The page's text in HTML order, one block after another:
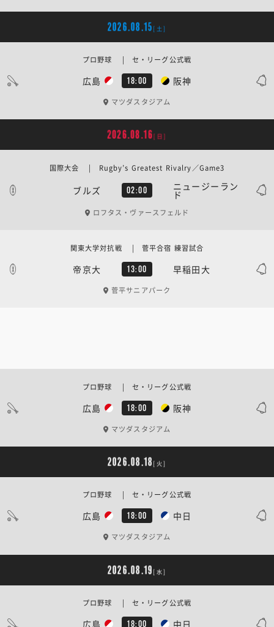
2026.08.15 [土]
広島 18:00 阪神
プロ野球 | セ・リーグ公式戦
マツダスタジアム
2026.08.16[日]
ブルズ 02:00 ニュージーラン
ド
国際大会 | Rugby’s Greatest Rivalry／Game3
ロフタス・ヴァースフェルド
帝京大 13:00 早稲田大
関東大学対抗戦 | 菅平合宿 練習試合
菅平サニアパーク
広島 18:00 阪神
プロ野球 | セ・リーグ公式戦
マツダスタジアム
2026.08.18 [火]
広島 18:00 中日
プロ野球 | セ・リーグ公式戦
マツダスタジアム
2026.08.19 [水]
広島 18:00 中日
プロ野球 | セ・リーグ公式戦